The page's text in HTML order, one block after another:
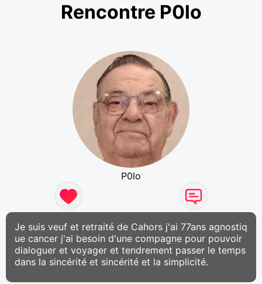
Rencontre P0lo
P0lo
Je suis veuf et retraité de Cahors j'ai 77ans agnostiq
ue cancer j'ai besoin d'une compagne pour pouvoir
dialoguer et voyager et tendrement passer le temps
dans la sincérité et sincérité et la simplicité.